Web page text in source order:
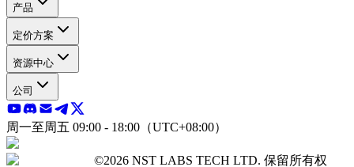
产品
定价方案
资源中心
公司
周一至周五 09:00 - 18:00（UTC+08:00）
©2026 NST LABS TECH LTD. 保留所有权